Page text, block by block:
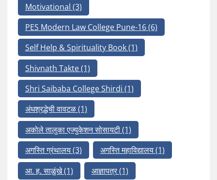
Motivational (3)
PES Modern Law College Pune-16(6)
Self Help & Spirituality Book(1)
Shivnath Takte(1)
Shri Saibaba College Shirdi (1)
अंधश्रद्धेची वावटळ(1)
अकोले तालुका एज्युकेशन सोसायटी(1)
अगस्ति ग्रंथालय(3) अगस्ति महाविद्यालय(1)
आ. ह. साळुंखे(1) आज्ञापत्र(1)